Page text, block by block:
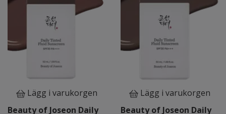
Lägg i varukorgen
Beauty of Joseon Daily
Lägg i varukorgen
Beauty of Joseon Daily